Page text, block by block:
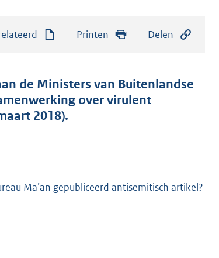
Printen Delen
de Ministers van Buitenlandse
over virulent
2018).
Ma’an gepubliceerd antisemitisch artikel?